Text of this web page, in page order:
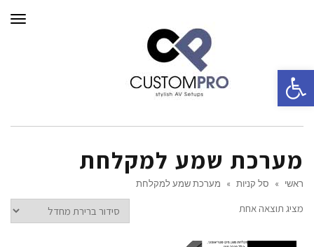
מערכת שמע למקלחת
ראשי » סל קניות » מערכת שמע למקלחת
מציג תוצאה אחת
פתח סרגל נגישות